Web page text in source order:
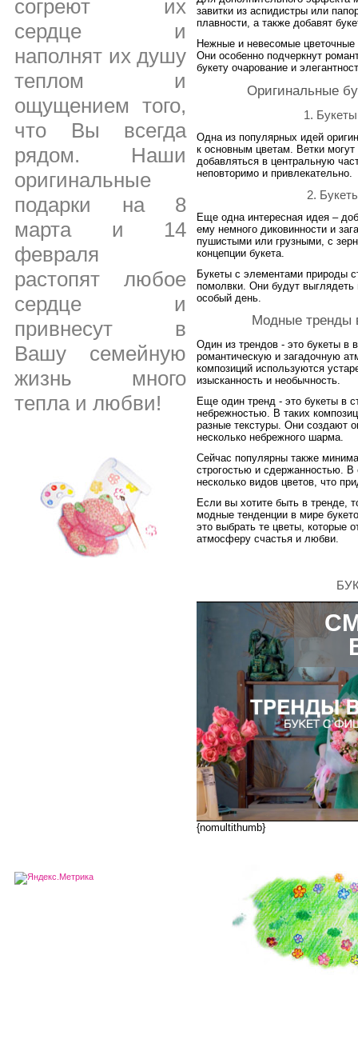
согреют их
сердце и
наполнят их душу
теплом и
ощущением того,
что Вы всегда
рядом. Наши
оригинальные
подарки на 8
марта и 14
февраля
растопят любое
сердце и
привнесут в
Вашу семейную
жизнь много
тепла и любви!
завитки из аспидистры или
плавности, а также добавят
Нежные и невесомые
Они особенно подчеркнут
букету очарование и
Оригинальные
1.
Одна из популярных идей
к основным цветам. Ветки
добавляться в центральную
неповторимо и привлекательно.
2.
Еще одна интересная идея –
ему немного диковинности и
пушистыми или грузными, с
концепции букета.
Букеты с элементами природы
помолвки. Они будут выглядеть
особый день.
Модные тренды
Один из трендов - это букеты в
романтическую и загадочную
композиций используются
изысканность и необычность.
Еще один тренд - это букеты в
небрежностью. В таких
разные текстуры. Они создают
несколько небрежного шарма.
Сейчас популярны также
строгостью и сдержанностью. В
несколько видов цветов, что
Если вы хотите быть в тренде,
модные тенденции в мире
это выбрать те цветы, которые
атмосферу счастья и любви.
{nomultithumb}